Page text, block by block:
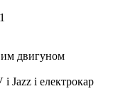
Jazz і електрокар